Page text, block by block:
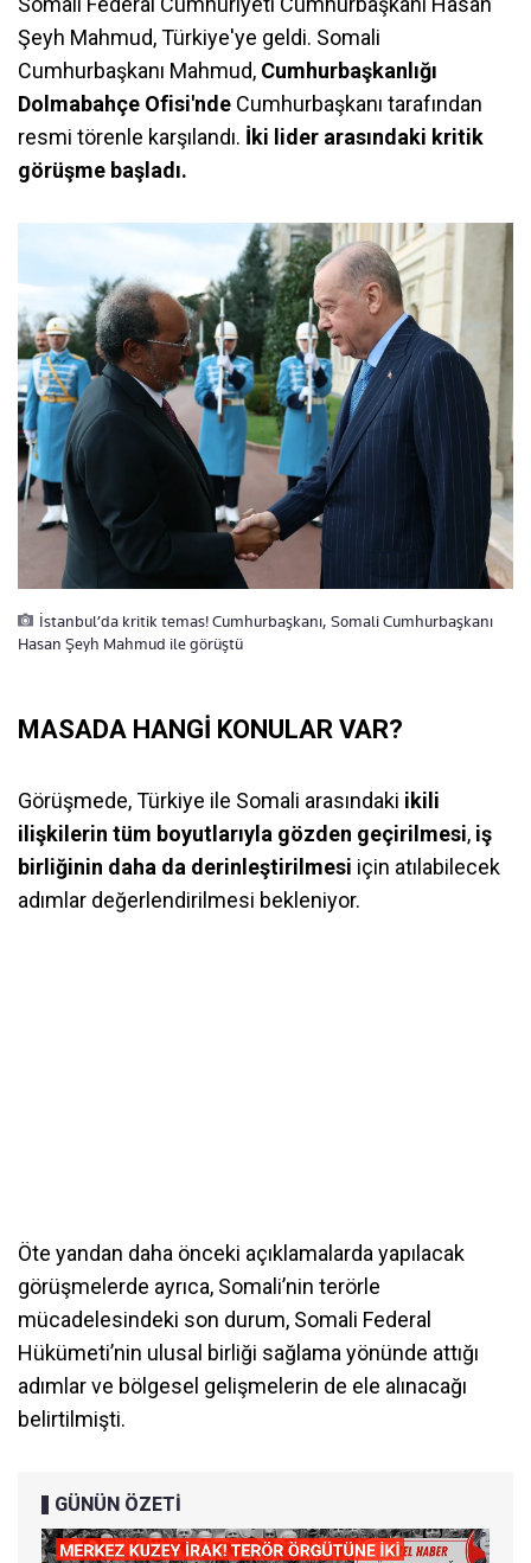
Şeyh Mahmud, Türkiye'ye geldi. Somali
Cumhurbaşkanı Mahmud, Cumhurbaşkanlığı
Dolmabahçe Ofisi'nde Cumhurbaşkanı tarafından
resmi törenle karşılandı. İki lider arasındaki kritik
görüşme başladı.
İstanbul’da kritik temas! Cumhurbaşkanı, Somali Cumhurbaşkanı
Hasan Şeyh Mahmud ile görüştü
MASADA HANGİ KONULAR VAR?
Görüşmede, Türkiye ile Somali arasındaki ikili
ilişkilerin tüm boyutlarıyla gözden geçirilmesi, iş
birliğinin daha da derinleştirilmesi için atılabilecek
adımlar değerlendirilmesi bekleniyor.
Öte yandan daha önceki açıklamalarda yapılacak
görüşmelerde ayrıca, Somali’nin terörle
mücadelesindeki son durum, Somali Federal
Hükümeti’nin ulusal birliği sağlama yönünde attığı
adımlar ve bölgesel gelişmelerin de ele alınacağı
belirtilmişti.
GÜNÜN ÖZETİ